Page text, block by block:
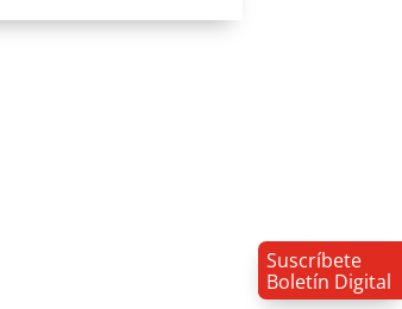
Suscríbete
Boletín Digital